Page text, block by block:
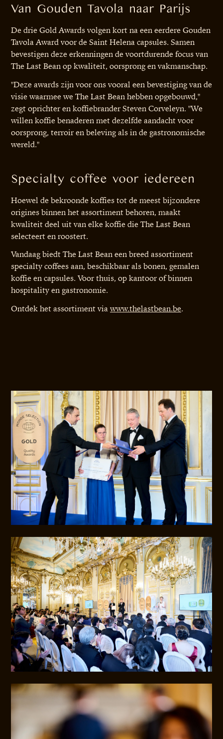
Van Gouden Tavola naar Parijs
De drie Gold Awards volgen kort na een eerdere Gouden
Tavola Award voor de Saint Helena capsules. Samen
bevestigen deze erkenningen de voortdurende focus van
The Last Bean op kwaliteit, oorsprong en vakmanschap.
"Deze awards zijn voor ons vooral een bevestiging van de
visie waarmee we The Last Bean hebben opgebouwd,"
zegt oprichter en koffiebrander Steven Corveleyn. "We
willen koffie benaderen met dezelfde aandacht voor
oorsprong, terroir en beleving als in de gastronomische
wereld."
Specialty coffee voor iedereen
Hoewel de bekroonde koffies tot de meest bijzondere
origines binnen het assortiment behoren, maakt
kwaliteit deel uit van elke koffie die The Last Bean
selecteert en roostert.
Vandaag biedt The Last Bean een breed assortiment
specialty coffees aan, beschikbaar als bonen, gemalen
koffie en capsules. Voor thuis, op kantoor of binnen
hospitality en gastronomie.
Ontdek het assortiment via www.thelastbean.be.